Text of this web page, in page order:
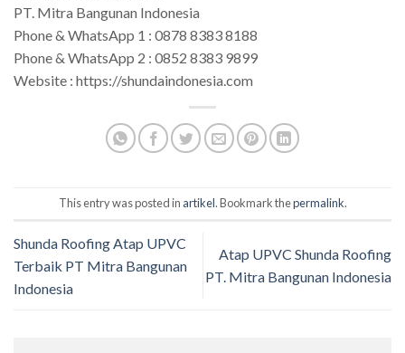
PT. Mitra Bangunan Indonesia
Phone & WhatsApp 1 : 0878 8383 8188
Phone & WhatsApp 2 : 0852 8383 9899
Website : https://shundaindonesia.com
This entry was posted in artikel. Bookmark thepermalink.
Shunda Roofing Atap UPVC
Terbaik PT Mitra Bangunan
Indonesia
Atap UPVC Shunda Roofing
PT. Mitra Bangunan Indonesia